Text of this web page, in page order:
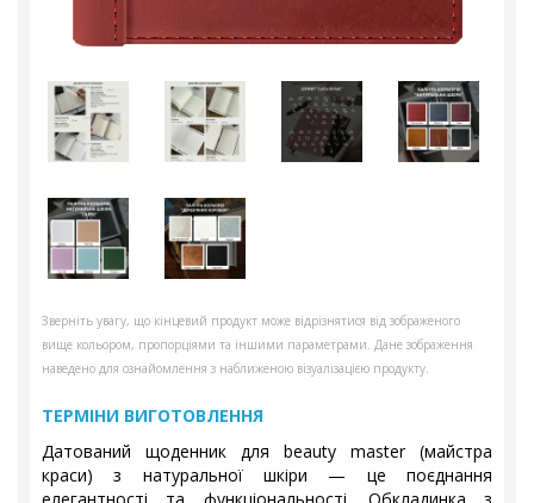
Зверніть увагу, що кінцевий продукт може відрізнятися від зображеного
вище кольором, пропорціями та іншими параметрами. Дане зображення
наведено для ознайомлення з наближеною візуалізацією продукту.
ТЕРМІНИ ВИГОТОВЛЕННЯ
Датований щоденник для beauty master (майстра
краси) з натуральної шкіри — це поєднання